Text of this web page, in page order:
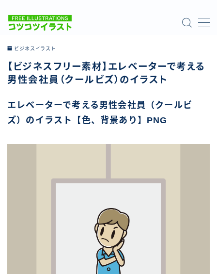
ホーム
お問い合わせ
ビジネスイラスト
【ビジネスフリー素材】エレベーターで考える
男性会社員（クールビズ）のイラスト
エレベーターで考える男性会社員（クールビ
ズ）のイラスト【色、背景あり】PNG